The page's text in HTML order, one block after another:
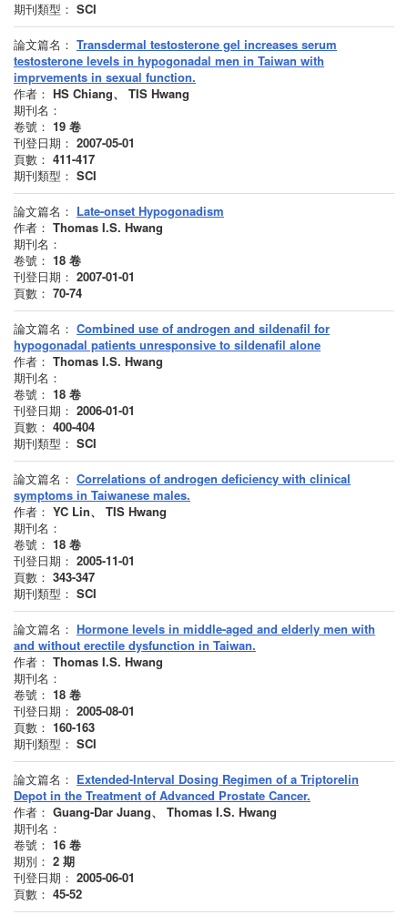
期刊類型： SCI
論文篇名： Transdermal testosterone gel increases serum
testosterone levels in hypogonadal men in Taiwan with
imprvements in sexual function.
作者： HS Chiang、 TIS Hwang
期刊名：
卷號： 19 卷
刊登日期： 2007-05-01
頁數： 411-417
期刊類型： SCI
論文篇名： Late-onset Hypogonadism
作者： Thomas I.S. Hwang
期刊名：
卷號： 18 卷
刊登日期： 2007-01-01
頁數： 70-74
論文篇名： Combined use of androgen and sildenafil for
hypogonadal patients unresponsive to sildenafil alone
作者： Thomas I.S. Hwang
期刊名：
卷號： 18 卷
刊登日期： 2006-01-01
頁數： 400-404
期刊類型： SCI
論文篇名： Correlations of androgen deficiency with clinical
symptoms in Taiwanese males.
作者： YC Lin、 TIS Hwang
期刊名：
卷號： 18 卷
刊登日期： 2005-11-01
頁數： 343-347
期刊類型： SCI
論文篇名： Hormone levels in middle-aged and elderly men with
and without erectile dysfunction in Taiwan.
作者： Thomas I.S. Hwang
期刊名：
卷號： 18 卷
刊登日期： 2005-08-01
頁數： 160-163
期刊類型： SCI
論文篇名： Extended-Interval Dosing Regimen of a Triptorelin
Depot in the Treatment of Advanced Prostate Cancer.
作者： Guang-Dar Juang、 Thomas I.S. Hwang
期刊名：
卷號： 16 卷
期別： 2 期
刊登日期： 2005-06-01
頁數： 45-52